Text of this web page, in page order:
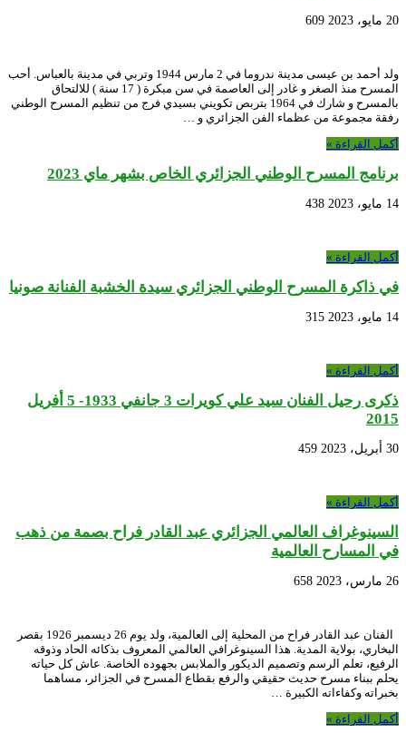
20 مايو، 2023 609
ولد أحمد بن عيسى مدينة ندروما في 2 مارس 1944 وتربي في مدينة بالعباس. أحب
المسرح منذ الصغر و غادر إلى العاصمة في سن مبكرة ( 17 سنة ) للالتحاق
بالمسرح و شارك في 1964 بتربص تكويني بسيدي فرج من تنظيم المسرح الوطني
رفقة مجموعة من عظماء الفن الجزائري و …
أكمل القراءة »
برنامج المسرح الوطني الجزائري الخاص بشهر ماي 2023
14 مايو، 2023 438
أكمل القراءة »
في ذاكرة المسرح الوطني الجزائري سيدة الخشبة الفنانة صونيا
14 مايو، 2023 315
أكمل القراءة »
ذكرى رحيل الفنان سيد علي كويرات 3 جانفي 1933- 5 أفريل
2015
30 أبريل، 2023 459
أكمل القراءة »
السينوغراف العالمي الجزائري عبد القادر فراح بصمة من ذهب
في المسارح العالمية
26 مارس، 2023 658
الفنان عبد القادر فراح من المحلية إلى العالمية، ولد يوم 26 ديسمبر 1926 بقصر
البخاري، بولاية المدية. هذا السينوغرافي العالمي المعروف بذكائه الحاد وذوقه
الرفيع، تعلم الرسم وتصميم الديكور والملابس بجهوده الخاصة. عاش كل حياته
يحلم ببناء مسرح حديث حقيقي والرفع بقطاع المسرح في الجزائر، مساهما
بخبراته وكفاءاته الكبيرة …
أكمل القراءة »